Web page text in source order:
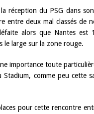
réception du PSG dans
entre deux mal classés de
alors que Nantes est
le large sur la zone rouge.
importance toute
Stadium, comme peu cette
pour cette rencontre